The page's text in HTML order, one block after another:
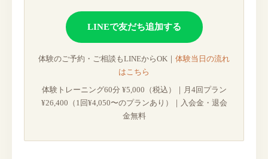
LINEで友だち追加する
体験のご予約・ご相談もLINEからOK｜ 体験当日の流れ
はこちら
体験トレーニング60分 ¥5,000（税込）｜月4回プラン
¥26,400（1回¥4,050〜のプランあり）｜入会金・退会
金無料